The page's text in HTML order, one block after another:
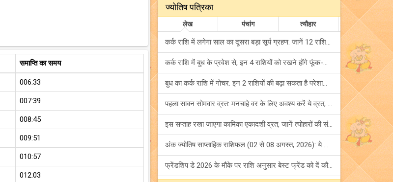
समाप्ति का समय
006:33
007:39
008:45
009:51
010:57
012:03
ज्योतिष पत्रिका
लेख पंचांग त्यौहार
कर्क राशि में लगेगा साल का दूसरा बड़ा सूर्य ग्रहण: जानें 12 राशियों पर शुभ-अशुभ प्रभाव!
कर्क राशि में बुध के प्रवेश से, इन 4 राशियों को रखने होंगे फूंक-फूंक कर कदम!
बुध का कर्क राशि में गोचर: इन 2 राशियों की बढ़ा सकता है परेशानियां, हो जाएं सावधान!
पहला सावन सोमवार व्रत: मनचाहे वर के लिए अवश्य करें ये व्रत, जानें नियम एवं पूजा विधि!
इस सप्ताह रखा जाएगा कामिका एकादशी व्रत, जानें त्योहारों की संपूर्ण लिस्ट!
अंक ज्योतिष साप्ताहिक राशिफल (02 से 08 अगस्त, 2026): ये सप्ताह क्यों है खास?
फ्रेंडशिप डे 2026 के मौके पर राशि अनुसार बेस्ट फ्रेंड को दें कौन सा गिफ्ट? जानें